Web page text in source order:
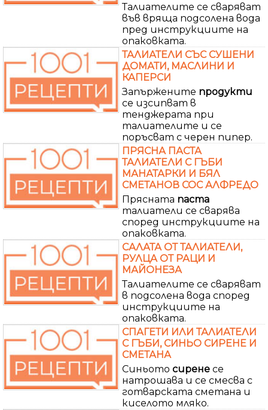
Талиателите се сваряват
във вряща подсолена вода
пред инструкциите на
опаковката.
ТАЛИАТЕЛИ СЪС СУШЕНИ
ДОМАТИ, МАСЛИНИ И
КАПЕРСИ
Запържените продукти
се изсипват в
тенджерата при
талиателите и се
поръсват с черен пипер.
ПРЯСНА ПАСТА
ТАЛИАТЕЛИ С ГЪБИ
МАНАТАРКИ И БЯЛ
СМЕТАНОВ СОС АЛФРЕДО
Прясната паста
талиатели се сварява
според инструкциите на
опаковката.
САЛАТА ОТ ТАЛИАТЕЛИ,
РУЛЦА ОТ РАЦИ И
МАЙОНЕЗА
Талиателите се сваряват
в подсолена вода според
инструкциите на
опаковката.
СПАГЕТИ ИЛИ ТАЛИАТЕЛИ
С ГЪБИ, СИНЬО СИРЕНЕ И
СМЕТАНА
Синьото сирене се
натрошава и се смесва с
готварската сметана и
киселото мляко.